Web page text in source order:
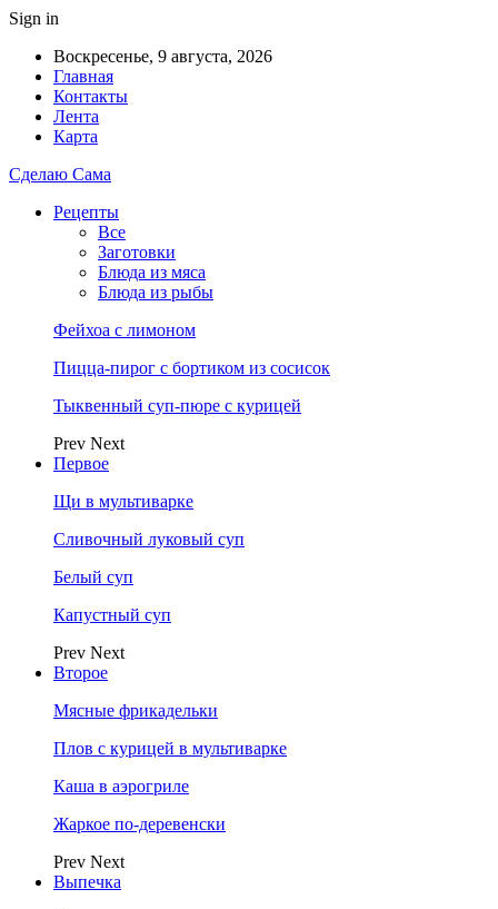
Sign in
Воскресенье, 9 августа, 2026
Главная
Контакты
Лента
Карта
Сделаю Сама
Рецепты
Все
Заготовки
Блюда из мяса
Блюда из рыбы
Фейхоа с лимоном
Пицца-пирог с бортиком из сосисок
Тыквенный суп-пюре с курицей
Prev Next
Первое
Щи в мультиварке
Сливочный луковый суп
Белый суп
Капустный суп
Prev Next
Второе
Мясные фрикадельки
Плов с курицей в мультиварке
Каша в аэрогриле
Жаркое по-деревенски
Prev Next
Выпечка